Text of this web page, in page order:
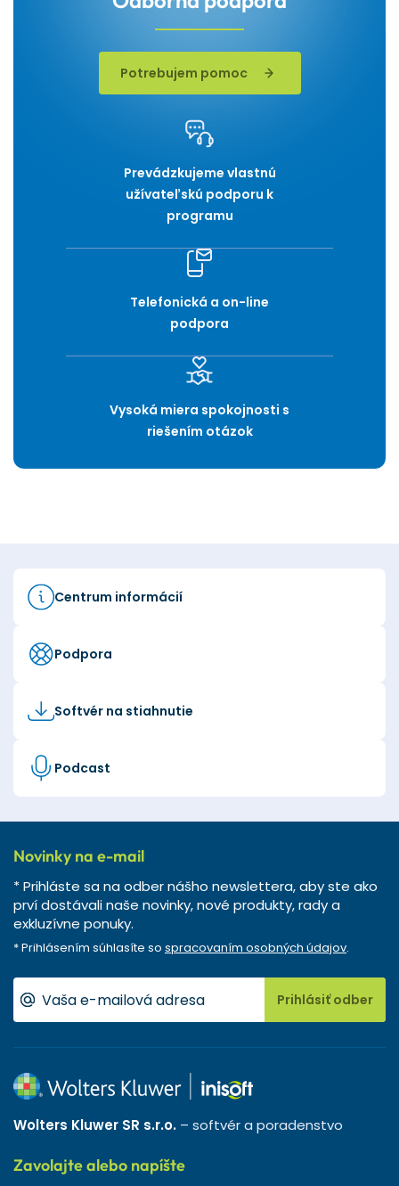
Potrebujem pomoc
Prevádzkujeme vlastnú
užívateľskú podporu k
programu
Telefonická a on-line
podpora
Vysoká miera spokojnosti s
riešením otázok
Centrum informácií
Podpora
Softvér na stiahnutie
Podcast
Novinky na e-mail
* Prihláste sa na odber nášho newslettera, aby ste ako
prví dostávali naše novinky, nové produkty, rady a
exkluzívne ponuky.
* Prihlásením súhlasíte so spracovaním osobných údajov.
Prihlásiť odber
Wolters Kluwer SR s.r.o. – softvér a poradenstvo
Zavolajte alebo napíšte